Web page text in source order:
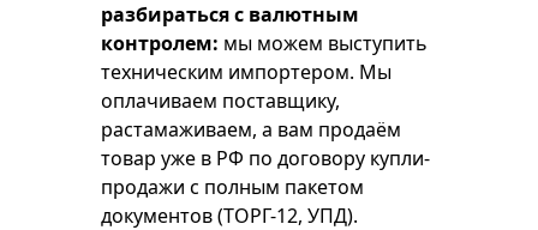
разбираться с валютным
контролем: мы можем выступить
техническим импортером. Мы
оплачиваем поставщику,
растамаживаем, а вам продаём
товар уже в РФ по договору купли-
продажи с полным пакетом
документов (ТОРГ-12, УПД).